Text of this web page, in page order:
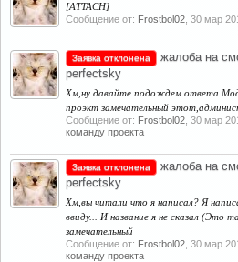
[ATTACH]
Сообщение от: Frostbol02 30 мар
Заявка отклонена
жалоба на
perfectsky
Хм,ну давайте подождем ответа
проэкт замечательный
Сообщение от: Frostbol02 30 мар
команду проекта
Заявка отклонена
жалоба на
perfectsky
Хм,вы читали что я написал? Я
ввиду... И название я не сказал (Это
замечательный
Сообщение от: Frostbol02 30 мар
команду проекта